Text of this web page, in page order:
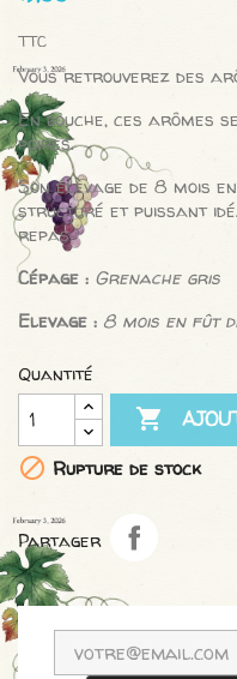
TTC
Vous retrouverez des
En bouche, ces arômes
poires.
Son élevage de 8 mois
structuré et puissant
repas.
Cépage : Grenache gris
Elevage : 8 mois en fût
Quantité

 Rupture de stock
Partager